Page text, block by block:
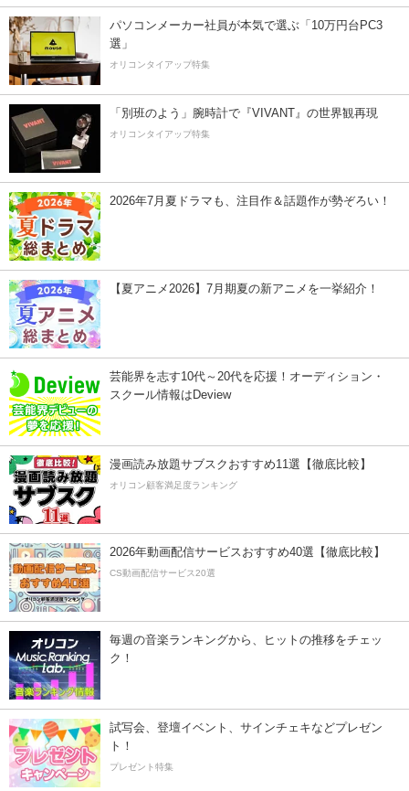
パソコンメーカー社員が本気で選ぶ「10万円台PC3
選」
オリコンタイアップ特集
「別班のよう」腕時計で『VIVANT』の世界観再現
オリコンタイアップ特集
2026年7月夏ドラマも、注目作＆話題作が勢ぞろい！
【夏アニメ2026】7月期夏の新アニメを一挙紹介！
芸能界を志す10代～20代を応援！オーディション・
スクール情報はDeview
漫画読み放題サブスクおすすめ11選【徹底比較】
オリコン顧客満足度ランキング
2026年動画配信サービスおすすめ40選【徹底比較】
CS動画配信サービス20選
毎週の音楽ランキングから、ヒットの推移をチェッ
ク！
試写会、登壇イベント、サインチェキなどプレゼン
ト！
プレゼント特集